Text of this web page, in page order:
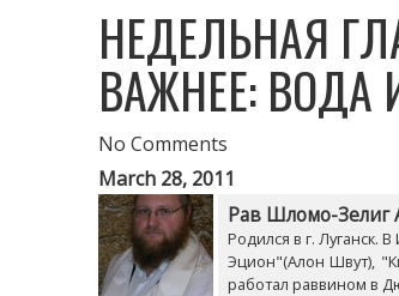
НЕДЕЛЬНАЯ
ВАЖНЕЕ:
No Comments
March 28, 2011
Рав Шломо-Зелиг
Родился в г. Луганск.
Эцион"(Алон Швут),
работал раввином в